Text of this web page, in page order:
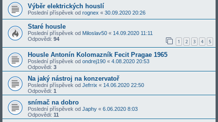
Výběr elektrických houslí
Poslední příspěvek od rognex « 30.09.2020 20:26
Staré housle
Poslední příspěvek od Miloslav50 « 14.09.2020 11:11
Odpovědi: 94 1 2 3 4 5
Housle Antonín Kolomazník Fecit Pragae 1965
Poslední příspěvek od ondrej190 « 4.08.2020 20:53
Odpovědi: 3
Na jaký nástroj na konzervatoř
Poslední příspěvek od Jefrrix « 14.06.2020 22:50
Odpovědi: 1
snímač na dobro
Poslední příspěvek od Japhy « 6.06.2020 8:03
Odpovědi: 11